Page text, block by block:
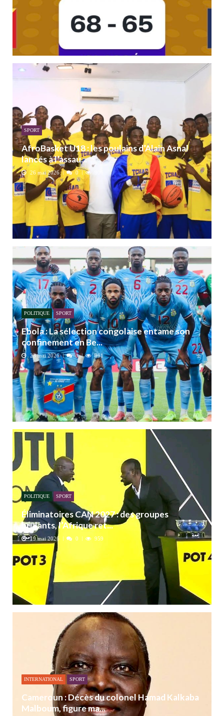
SPORT
AfroBasket U18 : les poulains d’Alain Asnal
lancés à l’assau...
26 mai 2026 0
POLITIQUE SPORT
Ebola : La sélection congolaise entame son
confinement en Be...
23 mai 2026 0 961
POLITIQUE SPORT
Éliminatoires CAN 2027 : des groupes
brûlants, l’Afrique ret...
19 mai 2026 0 959
INTERNATIONAL SPORT
Cameroun : Décès du colonel Hamad Kalkaba
Malboum, figure ma...